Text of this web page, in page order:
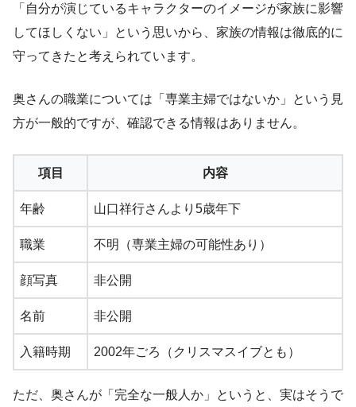
「自分が演じているキャラクターのイメージが家族に影響
してほしくない」という思いから、家族の情報は徹底的に
守ってきたと考えられています。
奥さんの職業については「専業主婦ではないか」という見
方が一般的ですが、確認できる情報はありません。
項目 内容
年齢 山口祥行さんより5歳年下
職業 不明（専業主婦の可能性あり）
顔写真 非公開
名前 非公開
入籍時期 2002年ごろ（クリスマスイブとも）
ただ、奥さんが「完全な一般人か」というと、実はそうで